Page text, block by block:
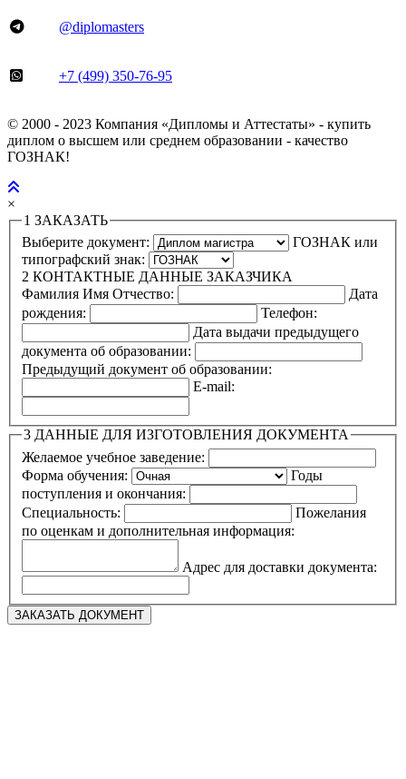
@diplomasters
+7 (499) 350-76-95
© 2000 - 2023 Компания «Дипломы и Аттестаты» - купить
диплом о высшем или среднем образовании - качество
ГОЗНАК!
×
1 ЗАКАЗАТЬ
Выберите документ:
ГОЗНАК или
типографский знак:
2 КОНТАКТНЫЕ ДАННЫЕ ЗАКАЗЧИКА
Фамилия Имя Отчество:
Дата
рождения:
Телефон:
Дата выдачи предыдущего
документа об образовании:
Предыдущий документ об образовании:
E-mail:
3 ДАННЫЕ ДЛЯ ИЗГОТОВЛЕНИЯ ДОКУМЕНТА
Желаемое учебное заведение:
Форма обучения:
Годы
поступления и окончания:
Специальность:
Пожелания
по оценкам и дополнительная информация:
Адрес для доставки документа: